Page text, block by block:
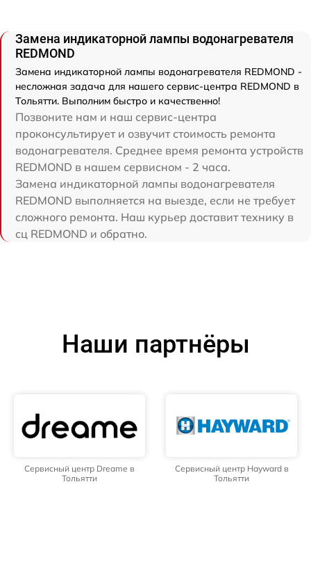
Замена индикаторной лампы водонагревателя
REDMOND
Замена индикаторной лампы водонагревателя REDMOND -
несложная задача для нашего сервис-центра REDMOND в
Тольятти. Выполним быстро и качественно!
Позвоните нам и наш сервис-центра
проконсультирует и озвучит стоимость ремонта
водонагревателя. Среднее время ремонта устройств
REDMOND в нашем сервисном - 2 часа.
Замена индикаторной лампы водонагревателя
REDMOND выполняется на выезде, если не требует
сложного ремонта. Наш курьер доставит технику в
сц REDMOND и обратно.
Наши партнёры
Сервисный центр Dreame в
Тольятти
Сервисный центр Hayward в
Тольятти